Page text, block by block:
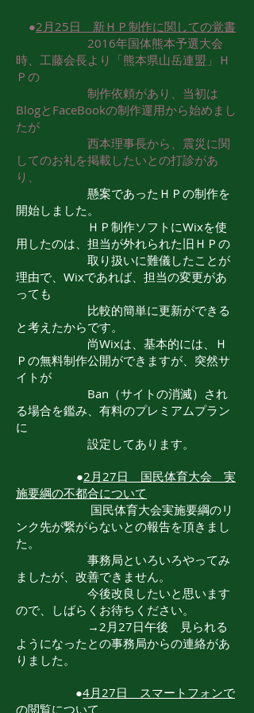
●2月25日 新ＨＰ制作に関しての覚書
2016年国体熊本予選大会
時、工藤会長より「熊本県山岳連盟」Ｈ
Ｐの
制作依頼があり、当初は
BlogとFaceBookの制作運用から始めまし
たが
西本理事長から、震災に関
してのお礼を掲載したいとの打診があ
り、
懸案であったＨＰの制作を
開始しました。
ＨＰ制作ソフトにWixを使
用したのは、担当が外れられた旧ＨＰの
取り扱いに難儀したことが
理由で、Wixであれば、担当の変更があ
っても
比較的簡単に更新ができる
と考えたからです。
​ 尚Wixは、基本的には、Ｈ
Ｐの無料制作公開ができますが、突然サ
イトが
​ Ban（サイトの消滅）され
る場合を鑑み、有料のプレミアムプラン
に
設定してあります。
●2月27日 国民体育大会 実
施要綱の不都合について
国民体育大会実施要綱のリ
ンク先が繋がらないとの報告を頂きまし
た。
事務局といろいろやってみ
ましたが、改善できません。
今後改良したいと思います
ので、しばらくお待ちください。
→2月27日午後 見られる
ようになったとの事務局からの連絡があ
りました。
●4月27日 スマートフォンで
の閲覧について